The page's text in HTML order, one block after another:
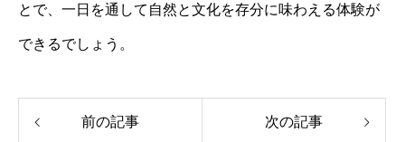
とで、一日を通して自然と文化を存分に味わえる体験が
できるでしょう。
前の記事 次の記事